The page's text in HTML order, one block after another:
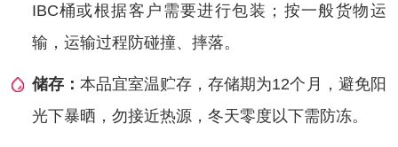
IBC桶或根据客户需要进行包装；按一般货物运
输，运输过程防碰撞、摔落。
储存： 本品宜室温贮存，存储期为12个月，避免阳
光下暴晒，勿接近热源，冬天零度以下需防冻。